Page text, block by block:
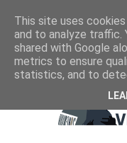
This site uses
and to analyze traffic.
shared with Google
metrics to ensure
statistics, and to